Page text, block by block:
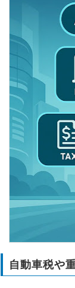
自動車税や